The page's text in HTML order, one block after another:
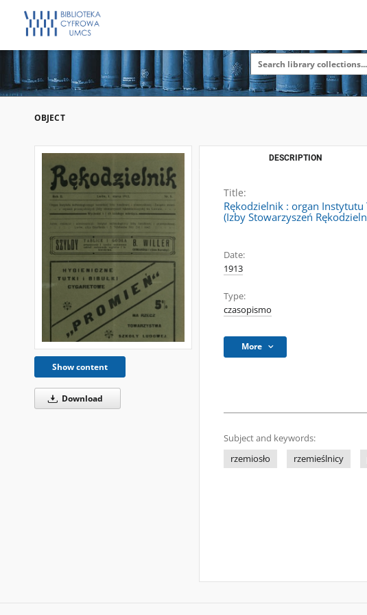
OBJECT
Show content
Download
DESCRIPTION
Title:
Rękodzielnik : organ
(Izby Stowarzyszeń
Date:
1913
Type:
czasopismo
More
Subject and keywords:
rzemiosło
rzemieślnicy